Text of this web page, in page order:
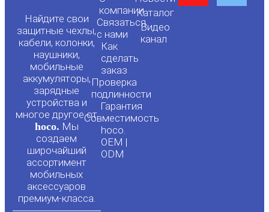
Найдите свои
защитные чехлы,
кабели, колонки,
наушники,
мобильные
аккумуляторы,
зарядные
устройства и
многое другое от
hoco. Мы
создаем
широчайший
ассортимент
мобильных
аксессуаров
премиум-класса.
компании
Связаться
с нами
Как
сделать
заказ
Проверка
подлинности
Гарантия
Совместимость
hoco.
OEM |
ODM
Каталог
Видео
канал